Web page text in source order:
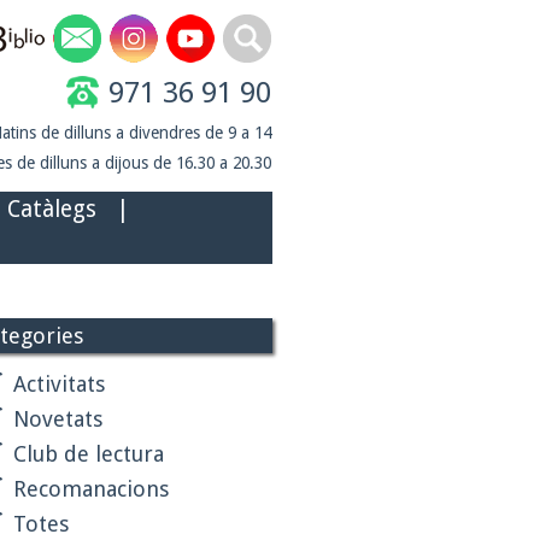
971 36 91 90
de dilluns a divendres de 9 a 14
de dilluns a dijous de 16.30 a 20.30
Catàlegs
Activitats
Novetats
Club de lectura
Recomanacions
Totes